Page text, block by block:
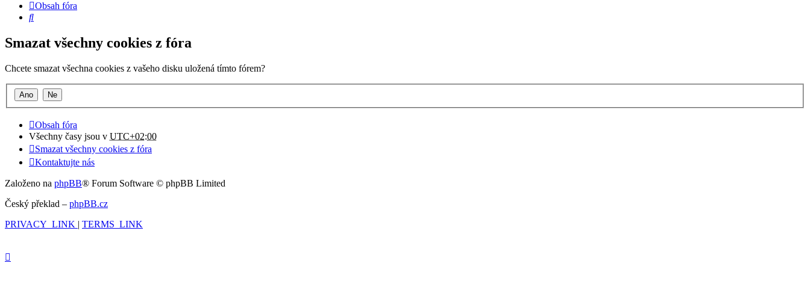
Obsah fóra
Hledat
Smazat všechny cookies z fóra
Chcete smazat všechna cookies z vašeho disku uložená tímto fórem?
Obsah fóra
Všechny časy jsou v UTC+02:00
Smazat všechny cookies z fóra
Kontaktujte nás
Založeno na phpBB® Forum Software © phpBB Limited
Český překlad – phpBB.cz
PRIVACY_LINK | TERMS_LINK